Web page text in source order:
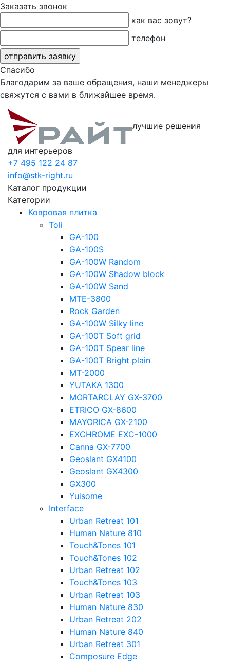
Заказать звонок
как вас зовут?
телефон
Спасибо
Благодарим за ваше обращения, наши менеджеры
свяжутся с вами в ближайшее время.
лучшие решения
для интерьеров
+7 495 122 24 87
info@stk-right.ru
Каталог продукции
Категории
Ковровая плитка
Toli
GA-100
GA-100S
GA-100W Random
GA-100W Shadow block
GA-100W Sand
MTE-3800
Rock Garden
GA-100W Silky line
GA-100T Soft grid
GA-100T Spear line
GA-100T Bright plain
MT-2000
YUTAKA 1300
MORTARCLAY GX-3700
ETRICO GX-8600
MAYORICA GX-2100
EXCHROME EXC-1000
Canna GX-7700
Geoslant GX4100
Geoslant GX4300
GX300
Yuisome
Interface
Urban Retreat 101
Human Nature 810
Touch&Tones 101
Touch&Tones 102
Urban Retreat 102
Touch&Tones 103
Urban Retreat 103
Human Nature 830
Urban Retreat 202
Human Nature 840
Urban Retreat 301
Composure Edge